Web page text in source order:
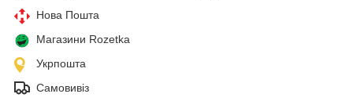
Нова Пошта
Магазини Rozetka
Укрпошта
Самовивіз